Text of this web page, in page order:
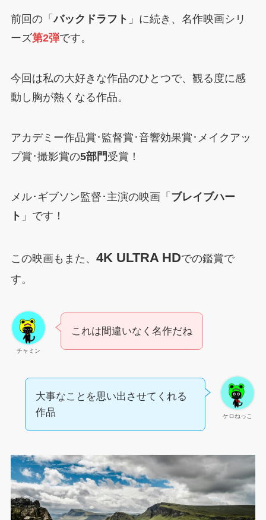
前回の「バックドラフト 」に続き、名作映画シリ
ーズ第2弾です。
今回は私の大好きな作品のひとつで、観る度に感
動し胸が熱くなる作品。
アカデミー作品賞･監督賞･音響効果賞･メイクアッ
プ賞･撮影賞の5部門 受賞！
メル･ギブソン監督･主演の映画「 ブレイブハー
ト 」です！
この映画もまた、 4K ULTRA HDでの鑑賞で
す。
チャミン
これは間違いなく名作だね
ケロねっこ
大事なことを思い出させてくれる
作品